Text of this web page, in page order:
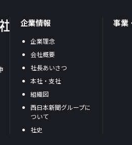
企業情報
企業理念
会社概要
社長あいさつ
本社・支社
組織図
西日本新聞グループに
ついて
社史
事業